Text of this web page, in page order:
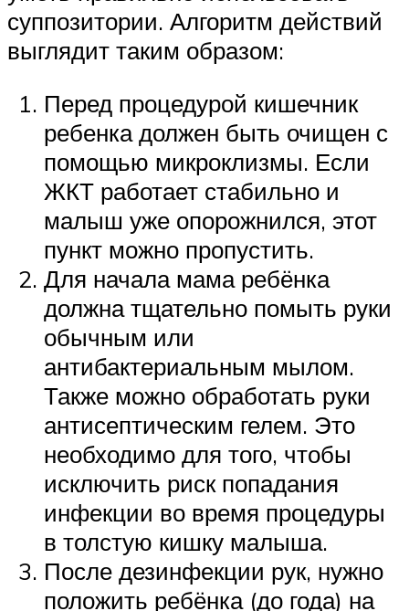
суппозитории. Алгоритм действий
выглядит таким образом:
Перед процедурой кишечник
ребенка должен быть очищен с
помощью микроклизмы. Если
ЖКТ работает стабильно и
малыш уже опорожнился, этот
пункт можно пропустить.
Для начала мама ребёнка
должна тщательно помыть руки
обычным или
антибактериальным мылом.
Также можно обработать руки
антисептическим гелем. Это
необходимо для того, чтобы
исключить риск попадания
инфекции во время процедуры
в толстую кишку малыша.
После дезинфекции рук, нужно
положить ребёнка (до года) на